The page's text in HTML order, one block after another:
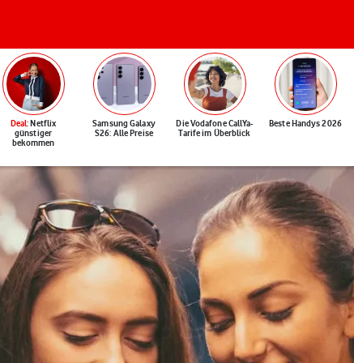
Deal: Netflix
günstiger
bekommen
Samsung Galaxy
S26: Alle Preise
Die Vodafone CallYa-
Tarife im Überblick
Beste Handys 2026